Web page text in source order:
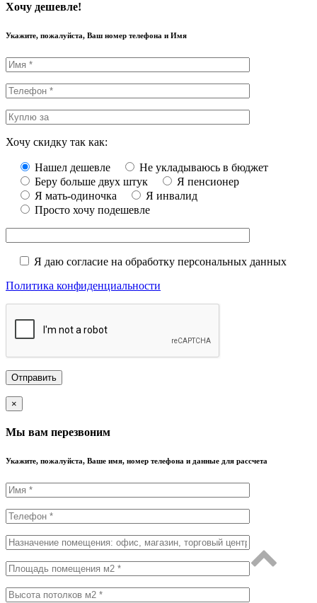
Хочу дешевле!
Укажите, пожалуйста, Ваш номер телефона и Имя
Хочу скидку так как:
Нашел дешевле
Не укладываюсь в бюджет
Беру больше двух штук
Я пенсионер
Я мать-одиночка
Я инвалид
Просто хочу подешевле
Я даю согласие на обработку персональных данных
Политика конфиденциальности
×
Мы вам перезвоним
Укажите, пожалуйста, Ваше имя, номер телефона и данные для рассчета